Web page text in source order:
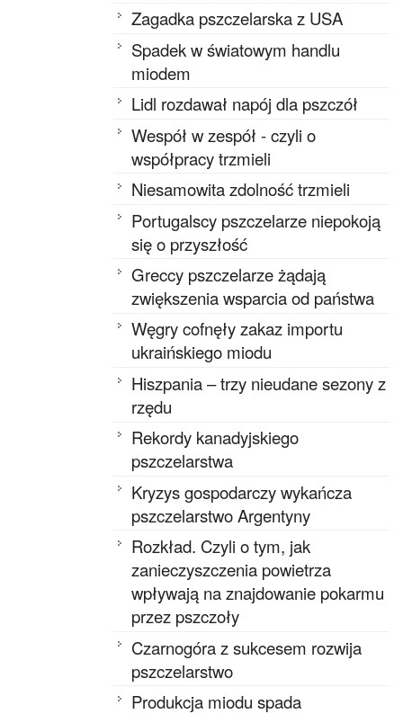
Zagadka pszczelarska z USA
Spadek w światowym handlu
miodem
Lidl rozdawał napój dla pszczół
Wespół w zespół - czyli o
współpracy trzmieli
Niesamowita zdolność trzmieli
Portugalscy pszczelarze niepokoją
się o przyszłość
Greccy pszczelarze żądają
zwiększenia wsparcia od państwa
Węgry cofnęły zakaz importu
ukraińskiego miodu
Hiszpania – trzy nieudane sezony z
rzędu
Rekordy kanadyjskiego
pszczelarstwa
Kryzys gospodarczy wykańcza
pszczelarstwo Argentyny
Rozkład. Czyli o tym, jak
zanieczyszczenia powietrza
wpływają na znajdowanie pokarmu
przez pszczoły
Czarnogóra z sukcesem rozwija
pszczelarstwo
Produkcja miodu spada